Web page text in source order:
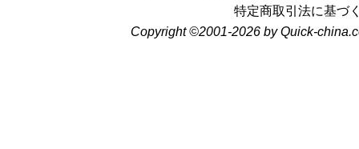
特定商取引法に基づ
Copyright ©2001-2026 by Quick-